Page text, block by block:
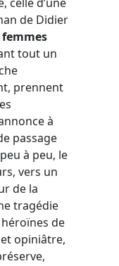
de Didier
femmes
tout un
prennent
à
passage
à peu, le
vers un
de la
tragédie
de
opiniâtre,